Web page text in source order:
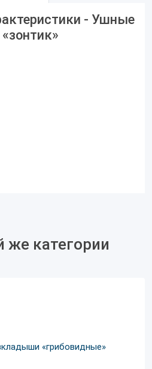
- Ушные
же категории